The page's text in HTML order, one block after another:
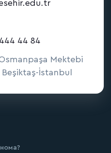
44 84
Mektebi
İstanbul